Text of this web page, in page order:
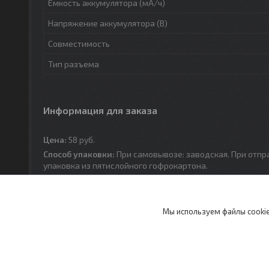
Емкость аккумулятора (мА/ч)
Напряжение аккумулятора (В)
Совместимость
Тип разъема
Информация для заказа
Цена: 58 руб.
Способ упаковки: При самовывозе: заводская. При
упаковка из пятислойного гофрокартона.
Мы используем файлы